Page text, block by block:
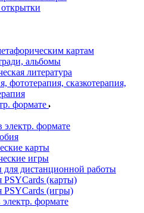
картам
альбомы
литература
фототерапия, сказкотерапия,
формате
формате
карты
игры
дистанционной работы
PSYCards (карты)
PSYCards (игры)
формате